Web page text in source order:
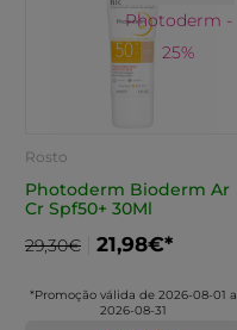
Photoderm -
25%
Rosto
Photoderm Bioderm Ar
Cr Spf50+ 30Ml
29,30€
21,98€*
*Promoção válida de 2026-08-01 a
2026-08-31